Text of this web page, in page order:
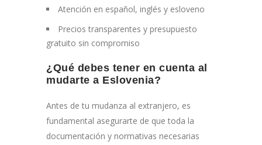
Atención en español, inglés y esloveno
Precios transparentes y presupuesto
gratuito sin compromiso
¿Qué debes tener en cuenta al
mudarte a Eslovenia?
Antes de tu mudanza al extranjero, es
fundamental asegurarte de que toda la
documentación y normativas necesarias